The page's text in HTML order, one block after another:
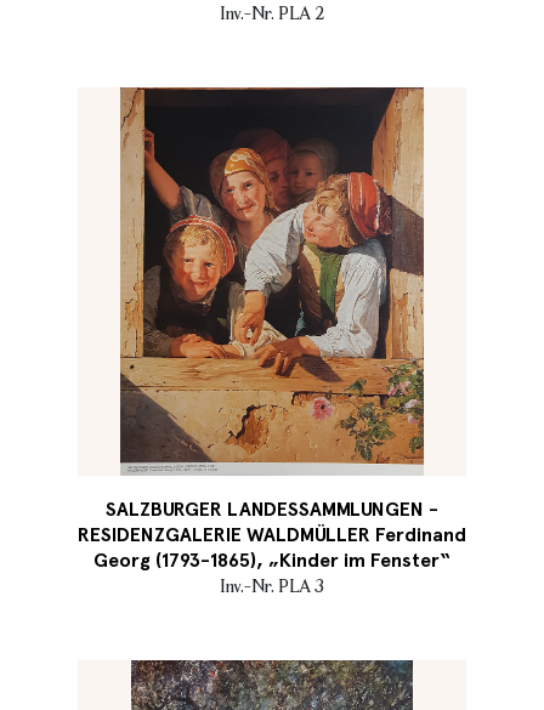
Inv.-Nr. PLA 2
SALZBURGER LANDESSAMMLUNGEN -
RESIDENZGALERIE WALDMÜLLER Ferdinand
Georg (1793-1865), „Kinder im Fenster“
Inv.-Nr. PLA 3